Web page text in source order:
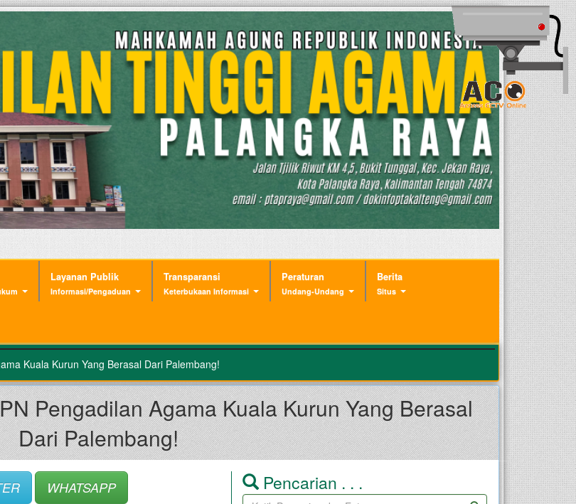
Layanan Publik
Informasi/Pengaduan
Transparansi
Keterbukaan Informasi
Peraturan
Undang-Undang
Berita
Situs
Kuala Kurun Yang Berasal Dari Palembang!
Pengadilan Agama Kuala Kurun Yang Berasal
Dari Palembang!
WHATSAPP Pencarian . . .